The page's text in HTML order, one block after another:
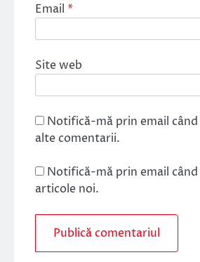
Email *
Site web
Notifică-mă prin email
alte comentarii.
Notifică-mă prin email
articole noi.